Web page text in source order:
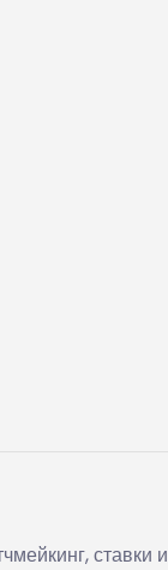
ставки и